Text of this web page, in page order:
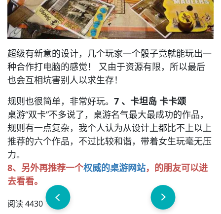
超级有新意的设计，几个玩家一个骰子竟就能玩出一
种合作打电脑的感觉！ 又由于资源有限，所以最后
也会互相坑害别人以求生存！
规则也很简单，非常好玩。 7 、卡坦岛 卡卡颂
桌游“双卡”不多说了，桌游名气最大最成功的作品，
规则有一点复杂，我个人认为从设计上都比不上以上
推荐的六个作品，不过比较和谐，带着女生玩毫无压
力。
8、另外再推荐一个权威的桌游网站，的朋友可以进
去看看。
阅读 4430